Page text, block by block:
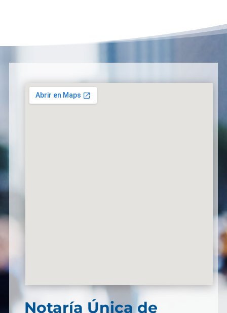
Notaría Única de